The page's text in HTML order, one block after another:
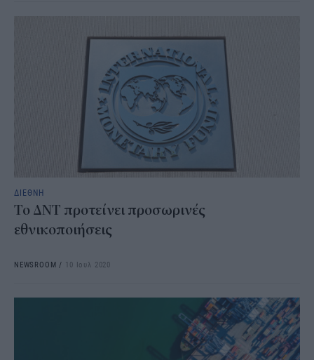
ΔΙΕΘΝΗ
Το ΔΝΤ προτείνει προσωρινές
εθνικοποιήσεις
NEWSROOM / 10 Ιουλ 2020